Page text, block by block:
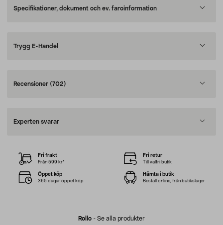
Specifikationer, dokument och ev. faroinformation
Trygg E-Handel
Recensioner (702)
Experten svarar
Rollo - Se alla produkter
Fri frakt
Från 599 kr*
Fri retur
Till valfri butik
Öppet köp
365 dagar öppet köp
Hämta i butik
Beställ online, från butikslager